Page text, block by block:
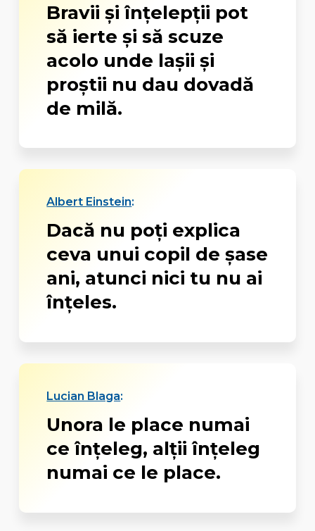
Bravii şi înţelepţii pot
să ierte şi să scuze
acolo unde laşii şi
proştii nu dau dovadă
de milă.
Albert Einstein:
Dacă nu poți explica
ceva unui copil de șase
ani, atunci nici tu nu ai
înțeles.
Lucian Blaga:
Unora le place numai
ce înțeleg, alții înțeleg
numai ce le place.